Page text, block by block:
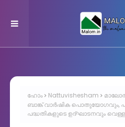
ഹോം Nattuvishesham
ബാങ്ക് വാർഷിക പൊതുയോഗവും,
പദ്ധതികളുടെ ഉദ്ഘാടനവും